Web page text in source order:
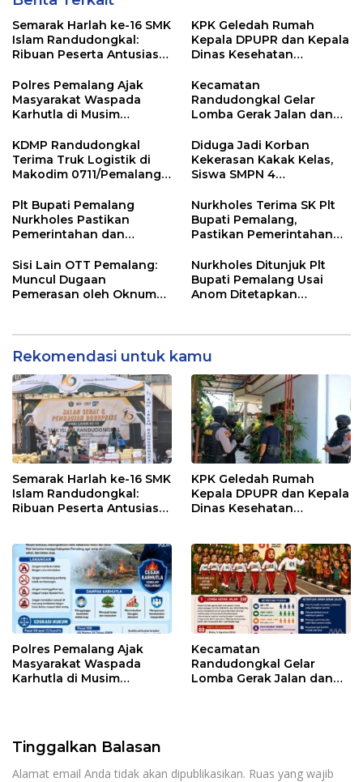
Semarak Harlah ke-16 SMK
Islam Randudongkal:
Ribuan Peserta Antusias
Berhadiah Motor
KPK Geledah Rumah
Kepala DPUPR dan Kepala
Dinas Kesehatan
Polres Pemalang Ajak
Masyarakat Waspada
Karhutla di Musim
Kecamatan
Randudongkal Gelar
Lomba Gerak Jalan dan
HUT RI ke-81
KDMP Randudongkal
Terima Truk Logistik di
Makodim 0711/Pemalang
Desa
Diduga Jadi Korban
Kekerasan Kakak Kelas,
Siswa SMPN 4
Dunia
Plt Bupati Pemalang
Nurkholes Pastikan
Pemerintahan dan
Berjalan
Nurkholes Terima SK Plt
Bupati Pemalang,
Pastikan Pemerintahan
Sisi Lain OTT Pemalang:
Muncul Dugaan
Pemerasan oleh Oknum
Nurkholes Ditunjuk Plt
Bupati Pemalang Usai
Anom Ditetapkan
Rekomendasi untuk kamu
Semarak Harlah ke-16 SMK
Islam Randudongkal:
Ribuan Peserta Antusias
KPK Geledah Rumah
Kepala DPUPR dan Kepala
Dinas Kesehatan
Polres Pemalang Ajak
Masyarakat Waspada
Karhutla di Musim
Kecamatan
Randudongkal Gelar
Lomba Gerak Jalan dan
Tinggalkan Balasan
Alamat email Anda tidak akan dipublikasikan. Ruas yang wajib